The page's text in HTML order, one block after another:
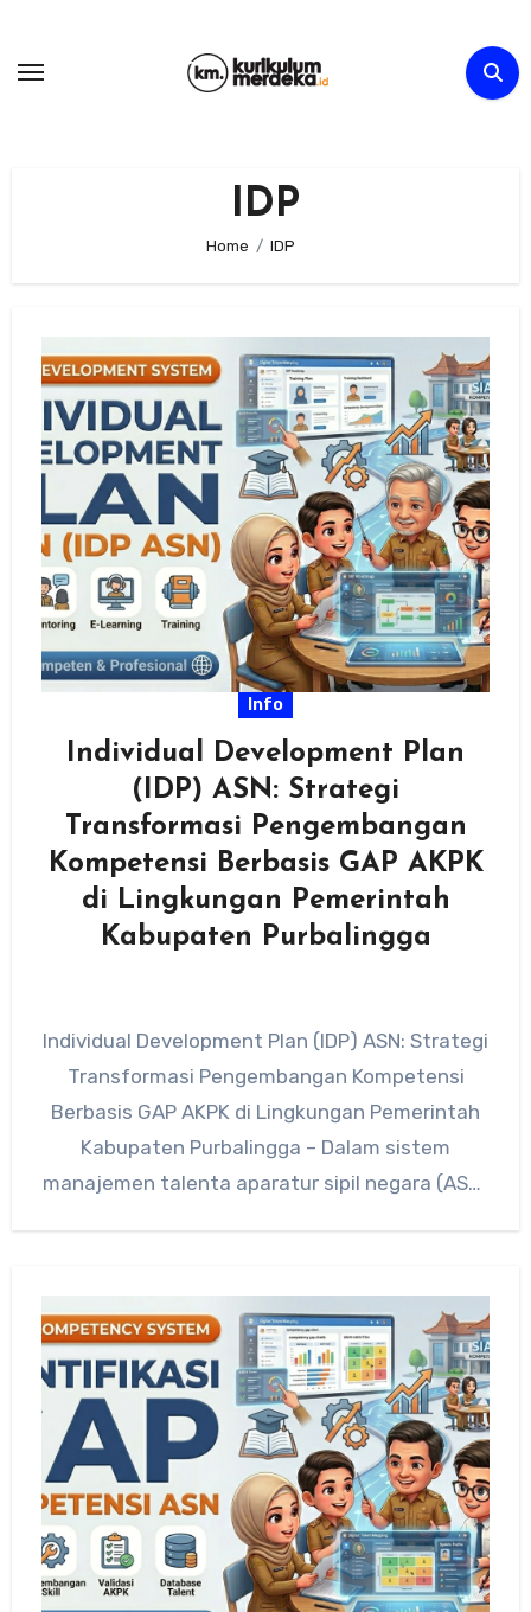
content
IDP
Home IDP
Info
Individual Development Plan
(IDP) ASN: Strategi
Transformasi Pengembangan
Kompetensi Berbasis GAP AKPK
di Lingkungan Pemerintah
Kabupaten Purbalingga
Individual Development Plan (IDP) ASN: Strategi
Transformasi Pengembangan Kompetensi
Berbasis GAP AKPK di Lingkungan Pemerintah
Kabupaten Purbalingga – Dalam sistem
manajemen talenta aparatur sipil negara (ASN)